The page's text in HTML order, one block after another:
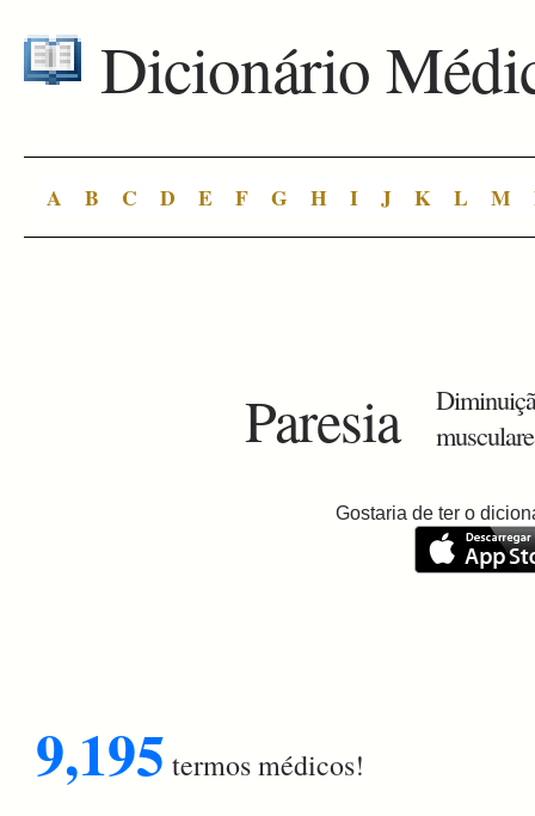
Dicionário
A B C D E F G H I J K L M
Paresia
Gostaria de ter o
9,195 termos médicos!